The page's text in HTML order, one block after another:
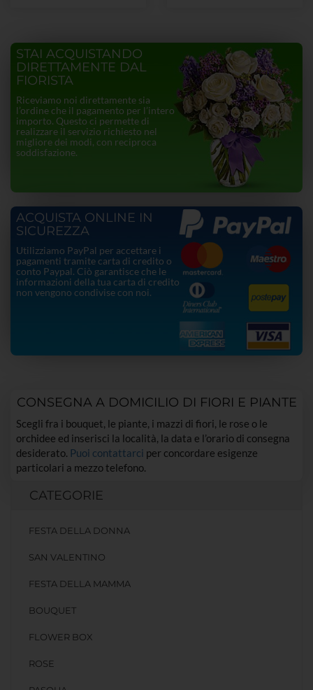
STAI ACQUISTANDO
DIRETTAMENTE DAL
FIORISTA
Riceviamo noi direttamente sia
l’ordine che il pagamento per l’intero
importo. Questo ci permette di
realizzare il servizio richiesto nel
migliore dei modi, con reciproca
soddisfazione.
ACQUISTA ONLINE IN
SICUREZZA
Utilizziamo PayPal per accettare i
pagamenti tramite carta di credito o
conto Paypal. Ciò garantisce che le
informazioni della tua carta di credito
non vengono condivise con noi.
CONSEGNA A DOMICILIO DI FIORI E PIANTE
Scegli fra i bouquet, le piante, i mazzi di fiori, le rose o le
orchidee ed inserisci la località, la data e l’orario di consegna
desiderato. Puoi contattarci per concordare esigenze
particolari a mezzo telefono.
CATEGORIE
FESTA DELLA DONNA
SAN VALENTINO
FESTA DELLA MAMMA
BOUQUET
FLOWER BOX
ROSE